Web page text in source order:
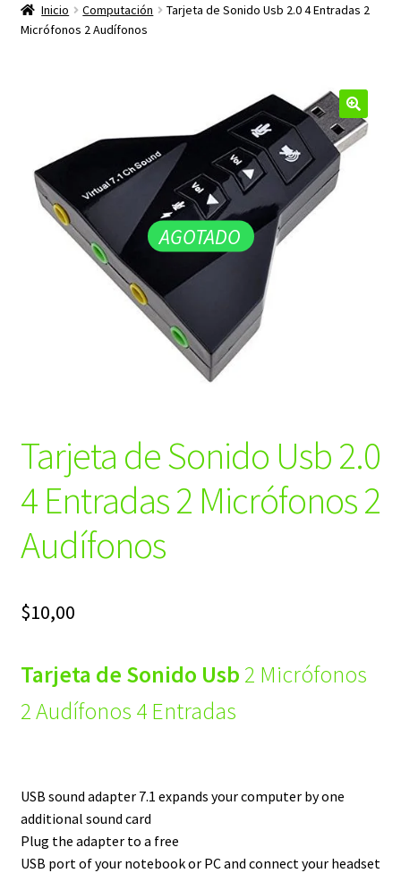
hijo
productos
Inicio Computación
Tarjeta de Sonido Usb 2.0 4 Entradas 2
Micrófonos 2 Audífonos
🔍
AGOTADO
Tarjeta de Sonido Usb 2.0
4 Entradas 2 Micrófonos 2
Audífonos
$10,00
Tarjeta de Sonido Usb 2 Micrófonos
2 Audífonos 4 Entradas
USB sound adapter 7.1 expands your computer by one
additional sound card
Plug the adapter to a free
USB port of your notebook or PC and connect your headset